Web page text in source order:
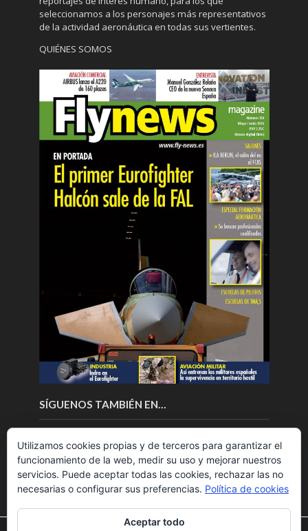
seleccionamos a los personajes más representativos
de la actividad aeronáutica en todas sus vertientes.
QUIÉNES SOMOS
SÍGUENOS TAMBIÉN EN…
Utilizamos cookies propias y de terceros para garantizar el
funcionamiento de la web, medir su uso y mejorar nuestros
servicios. Puede aceptar todas las cookies, rechazar las no
necesarias o configurar sus preferencias. Política de cookies
Aceptar todo